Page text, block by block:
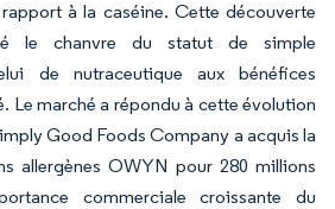
à la caséine. Cette découverte
le chanvre du statut de simple
de nutraceutique aux bénéfices
Le marché a répondu à cette évolution
Good Foods Company a acquis la
allergènes OWYN pour 280 millions
commerciale croissante du